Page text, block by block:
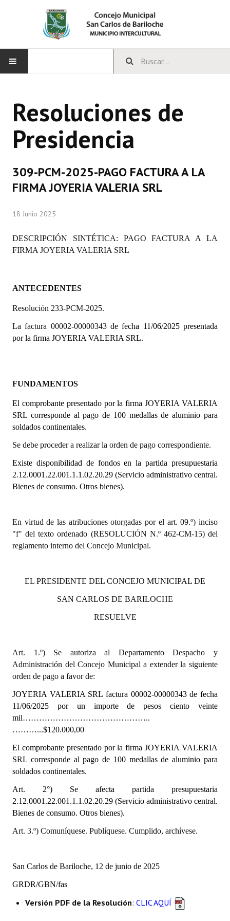
CONCEJO
Bloques Políticos
Comisiones Permanentes
Programas
Constitución Nacional
Constitución Provincial
Carta Orgánica 2007
DOCUMENTOS
Proyectos Presentados
Informes de Unidad Coordinadora
Ejecución Presupuestaria
Resoluciones
Resoluciones de Presidencia
INSTITUCIONAL
Antiguos Pobladores
Registros y Distinciones
Datos Históricos
Premio al Mérito - Registro
Audiencias Públicas - Registro
Periodistas Decanos - Registro
Ciudadano Ilustre - Registro
Resoluciones de
Presidencia
309-PCM-2025-PAGO FACTURA A LA
FIRMA JOYERIA VALERIA SRL
18 Junio 2025
DESCRIPCIÓN SINTÉTICA: PAGO FACTURA A LA
FIRMA JOYERIA VALERIA SRL
ANTECEDENTES
Resolución 233-PCM-2025.
La factura 00002-00000343 de fecha 11/06/2025 presentada
por la firma JOYERIA VALERIA SRL.
FUNDAMENTOS
El comprobante presentado por la firma JOYERIA VALERIA
SRL corresponde al pago de 100 medallas de aluminio para
soldados continentales.
Se debe proceder a realizar la orden de pago correspondiente.
Existe disponibilidad de fondos en la partida presupuestaria
2.12.0001.22.001.1.1.02.20.29 (Servicio administrativo central.
Bienes de consumo. Otros bienes).
En virtud de las atribuciones otorgadas por el art. 09.º) inciso
"f" del texto ordenado (RESOLUCIÓN N.º 462-CM-15) del
reglamento interno del Concejo Municipal.
EL PRESIDENTE DEL CONCEJO MUNICIPAL DE
SAN CARLOS DE BARILOCHE
RESUELVE
Art. 1.º) Se autoriza al Departamento Despacho y
Administración del Concejo Municipal a extender la siguiente
orden de pago a favor de:
JOYERIA VALERIA SRL factura 00002-00000343 de fecha
11/06/2025 por un importe de pesos ciento veinte
mil………………………………………..
………...$120.000,00
El comprobante presentado por la firma JOYERIA VALERIA
SRL corresponde al pago de 100 medallas de aluminio para
soldados continentales.
Art. 2°) Se afecta partida presupuestaria
2.12.0001.22.001.1.1.02.20.29 (Servicio administrativo central.
Bienes de consumo. Otros bienes).
Art. 3.º) Comuníquese. Publíquese. Cumplido, archívese.
San Carlos de Bariloche, 12 de junio de 2025
GRDR/GBN/fas
Versión PDF de la Resolución: CLIC AQUÍ